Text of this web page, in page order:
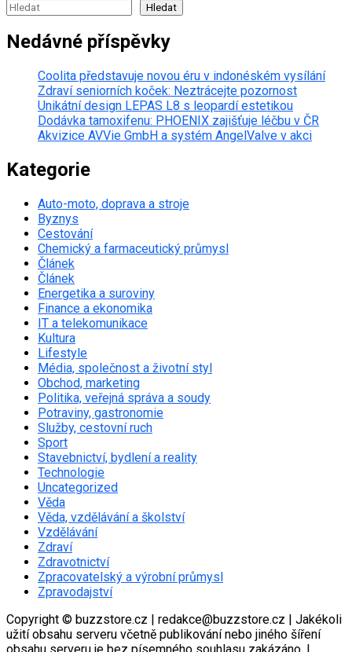
Hledat
Nedávné příspěvky
Coolita představuje novou éru v indonéském vysílání
Zdraví seniorních koček: Neztrácejte pozornost
Unikátní design LEPAS L8 s leopardí estetikou
Dodávka tamoxifenu: PHOENIX zajišťuje léčbu v ČR
Akvizice AVVie GmbH a systém AngelValve v akci
Kategorie
Auto-moto, doprava a stroje
Byznys
Cestování
Chemický a farmaceutický průmysl
Článek
Článek
Energetika a suroviny
Finance a ekonomika
IT a telekomunikace
Kultura
Lifestyle
Média, společnost a životní styl
Obchod, marketing
Politika, veřejná správa a soudy
Potraviny, gastronomie
Služby, cestovní ruch
Sport
Stavebnictví, bydlení a reality
Technologie
Uncategorized
Věda
Věda, vzdělávání a školství
Vzdělávání
Zdraví
Zdravotnictví
Zpracovatelský a výrobní průmysl
Zpravodajství
Copyright © buzzstore.cz | redakce@buzzstore.cz | Jakékoli
užití obsahu serveru včetně publikování nebo jiného šíření